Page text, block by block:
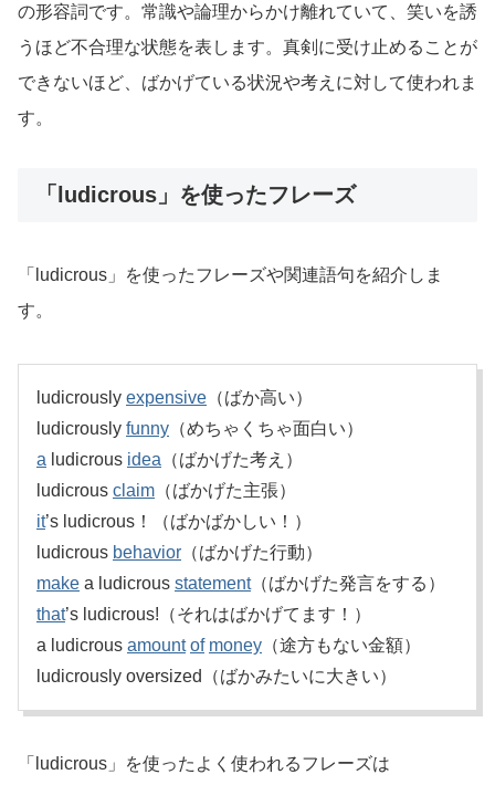
の形容詞です。常識や論理からかけ離れていて、笑いを誘
うほど不合理な状態を表します。真剣に受け止めることが
できないほど、ばかげている状況や考えに対して使われま
す。
「ludicrous」を使ったフレーズ
「ludicrous」を使ったフレーズや関連語句を紹介しま
す。
ludicrously expensive （ばか高い）
ludicrously funny （めちゃくちゃ面白い）
a ludicrous idea （ばかげた考え）
ludicrous claim （ばかげた主張）
it’s ludicrous！（ばかばかしい！）
ludicrous behavior （ばかげた行動）
make a ludicrous statement（ばかげた発言をする）
that’s ludicrous!（それはばかげてます！）
a ludicrous amount of money （途方もない金額）
ludicrously oversized（ばかみたいに大きい）
「ludicrous」を使ったよく使われるフレーズは